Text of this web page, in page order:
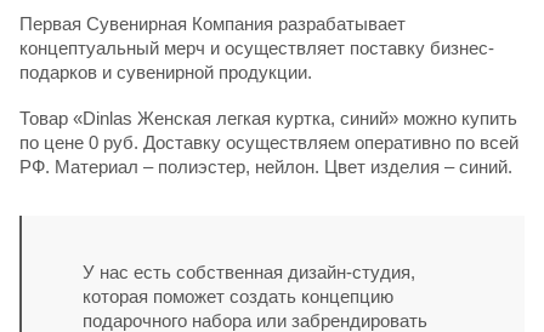
Первая Сувенирная Компания разрабатывает
концептуальный мерч и осуществляет поставку бизнес-
подарков и сувенирной продукции.
Товар «Dinlas Женская легкая куртка, синий» можно купить
по цене 0 руб. Доставку осуществляем оперативно по всей
РФ. Материал – полиэстер, нейлон. Цвет изделия – синий.
У нас есть собственная дизайн-студия,
которая поможет создать концепцию
подарочного набора или забрендировать